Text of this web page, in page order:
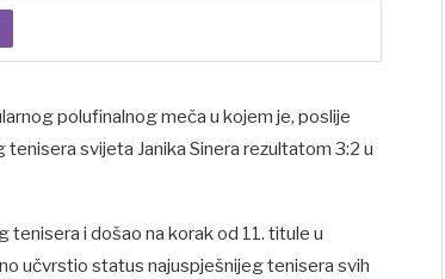
polufinalnog meča u kojem je, poslije
svijeta Janika Sinera rezultatom 3:2 u
tenisera i došao na korak od 11. titule u
učvrstio status najuspješnijeg tenisera svih